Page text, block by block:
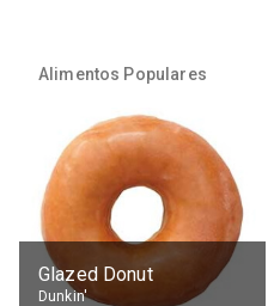
Alimentos Populares
Glazed Donut
Dunkin'